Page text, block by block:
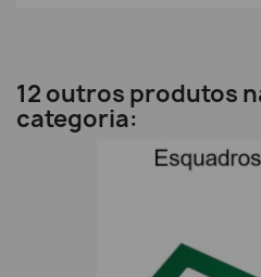
12 outros produtos
categoria: